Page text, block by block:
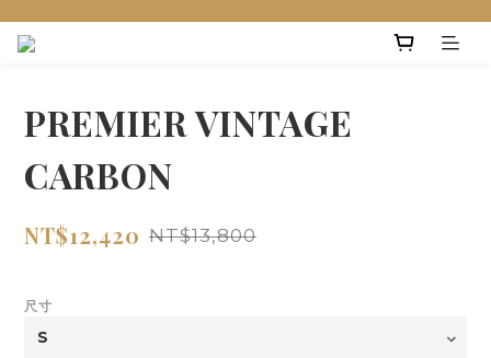
PREMIER VINTAGE
CARBON
NT$12,420 NT$13,800
尺寸